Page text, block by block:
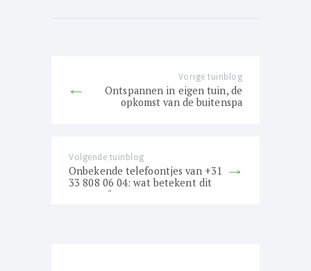
Vorige tuinblog
Ontspannen in eigen tuin, de
opkomst van de buitenspa
Volgende tuinblog
post:
Onbekende telefoontjes van +31
33 808 06 04: wat betekent dit
nummer?